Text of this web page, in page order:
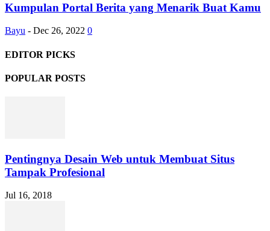
Kumpulan Portal Berita yang Menarik Buat Kamu
Bayu - Dec 26, 2022 0
EDITOR PICKS
POPULAR POSTS
Pentingnya Desain Web untuk Membuat Situs
Tampak Profesional
Jul 16, 2018